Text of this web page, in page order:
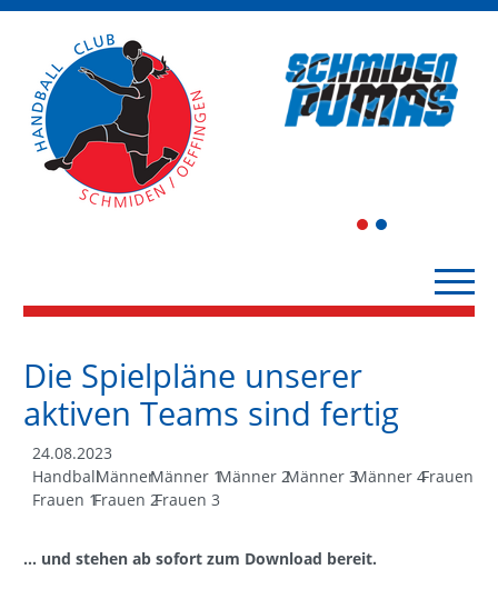
1 2
Die Spielpläne unserer
aktiven Teams sind fertig
24.08.2023
HandballMännerMänner 1Männer 2Männer 3Männer 4Frauen
Frauen 1Frauen 2Frauen 3
... und stehen ab sofort zum Download bereit.